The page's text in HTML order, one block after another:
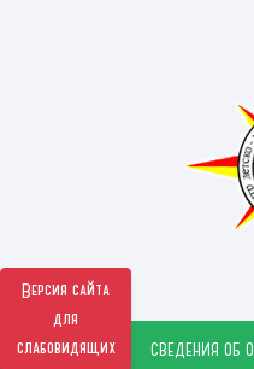
Версия сайта
для
слабовидящих
СВЕДЕНИЯ ОБ